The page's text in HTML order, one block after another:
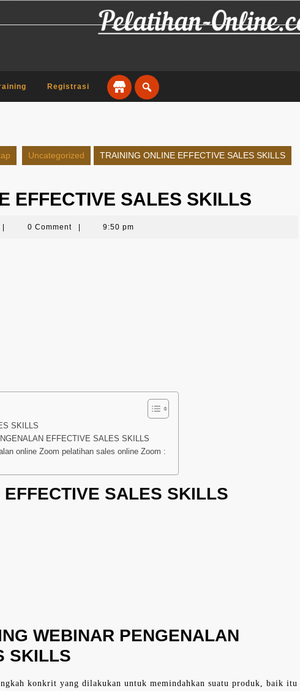
Registrasi
Uncategorized TRAINING ONLINE EFFECTIVE SALES SKILLS
EFFECTIVE SALES SKILLS
admin 0 Comment 9:50 pm
SKILLS
EFFECTIVE SALES SKILLS
online Zoom pelatihan sales online Zoom :
SALES SKILLS
WEBINAR PENGENALAN
SKILLS
konkrit yang dilakukan untuk memindahkan suatu produk, baik itu